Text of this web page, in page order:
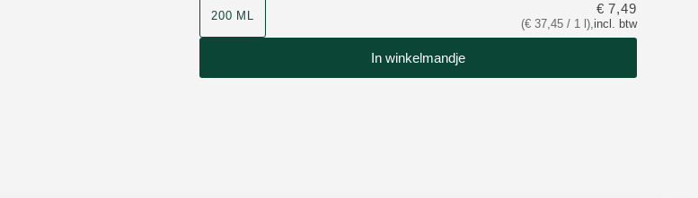
200 ML
(€ 37,45 / 1 l),incl. btw
€ 7,49
In winkelmandje